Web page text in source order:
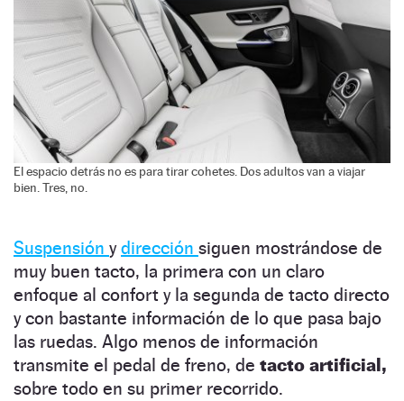
El espacio detrás no es para tirar cohetes. Dos adultos van a viajar
bien. Tres, no.
Suspensión ydirección siguen mostrándose de
muy buen tacto, la primera con un claro
enfoque al confort y la segunda de tacto directo
y con bastante información de lo que pasa bajo
las ruedas. Algo menos de información
transmite el pedal de freno, de tacto artificial,
sobre todo en su primer recorrido.